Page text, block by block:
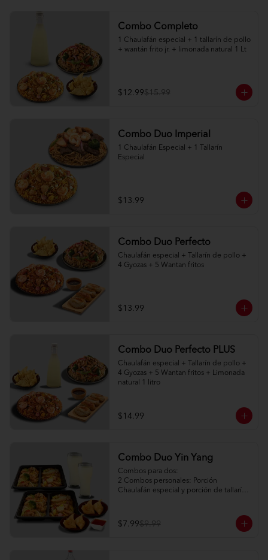
Combo Completo
1 Chaulafán especial + 1 tallarín de pollo
+ wantán frito jr. + limonada natural 1 Lt
$12.99$15.99
Combo Duo Imperial
1 Chaulafán Especial + 1 Tallarín
Especial
$13.99
Combo Duo Perfecto
Chaulafán especial + Tallarín de pollo +
4 Gyozas + 5 Wantan fritos
$13.99
Combo Duo Perfecto PLUS
Chaulafán especial + Tallarín de pollo +
4 Gyozas + 5 Wantan fritos + Limonada
natural 1 litro
$14.99
Combo Duo Yin Yang
Combos para dos:
2 Combos personales: Porción
Chaulafán especial y porción de tallarín
agridulce
2 limonadas naturales 250ml
$7.99$9.99